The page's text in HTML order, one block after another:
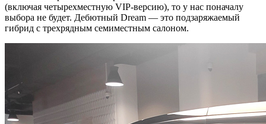
(включая четырехместную VIP-версию), то у нас поначалу
выбора не будет. Дебютный Dream — это подзаряжаемый
гибрид с трехрядным семиместным салоном.